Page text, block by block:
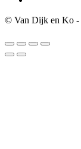
© Van Dijk en Ko -